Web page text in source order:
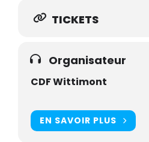
TICKETS
Organisateur
CDF Wittimont
EN SAVOIR PLUS